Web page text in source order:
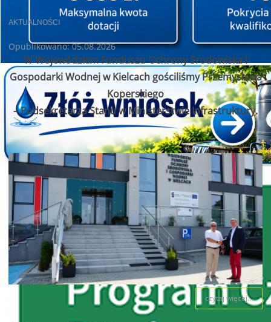
AKTUALNOŚCI
Opublikowano: 05.08.2026
W Wojewódzkim Funduszu Ochrony Środowiska i
Gospodarki Wodnej w Kielcach gościliśmy Przemysława
Koperskiego
– Podsekretarza Stanu w Ministerstwie Infrastruktury.
czytaj więcej...